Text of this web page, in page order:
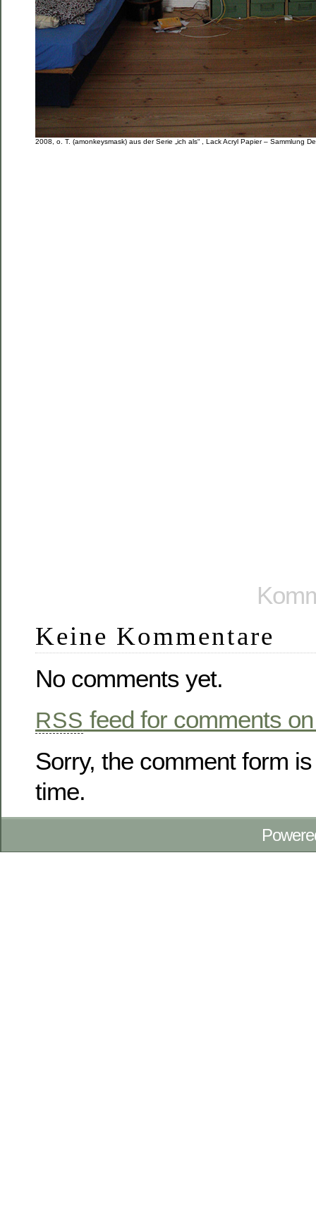
2008, o. T. (amonkeysmask) aus der Serie „ich als“ , Lack Acryl Papier – Sammlung
Keine Kommentare
No comments yet.
RSS feed for comments
Sorry, the comment form
time.